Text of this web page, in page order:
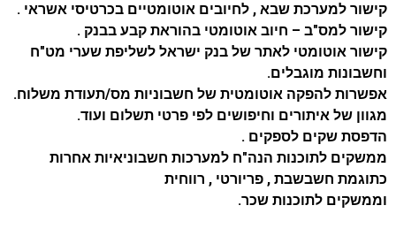
קישור למערכת שבא , לחיובים אוטומטיים בכרטיסי אשראי .
קישור למס"ב – חיוב אוטומטי בהוראת קבע בבנק .
קישור אוטומטי לאתר של בנק ישראל לשליפת שערי מט"ח
וחשבונות מוגבלים.
אפשרות להפקה אוטומטית של חשבוניות מס/תעודת משלוח.
מגוון של איתורים וחיפושים לפי פרטי תשלום ועוד.
הדפסת שקים לספקים .
ממשקים לתוכנות הנה"ח למערכות חשבוניאיות אחרות
כתוגמת חשבשבת , פריורטי , רווחית
וממשקים לתוכנות שכר.